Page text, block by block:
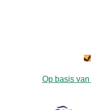
Op basis van